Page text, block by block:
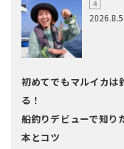
2026.8.5
初めてでもマルイカは
る！
船釣りデビューで知り
本とコツ